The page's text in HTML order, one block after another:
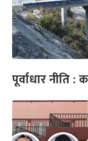
पूर्वाधार नीति :